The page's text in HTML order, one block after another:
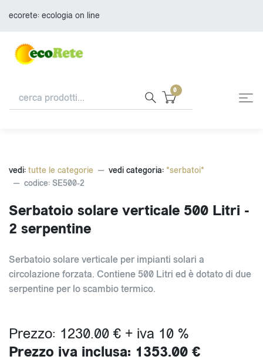
ecorete: ecologia on line
0
vedi: tutte le categorie vedi categoria: *serbatoi*
codice: SE500-2
Serbatoio solare verticale 500 Litri -
2 serpentine
Serbatoio solare verticale per impianti solari a
circolazione forzata. Contiene 500 Litri ed è dotato di due
serpentine per lo scambio termico.
Prezzo: 1230.00 € + iva 10 %
Prezzo iva inclusa: 1353.00 €